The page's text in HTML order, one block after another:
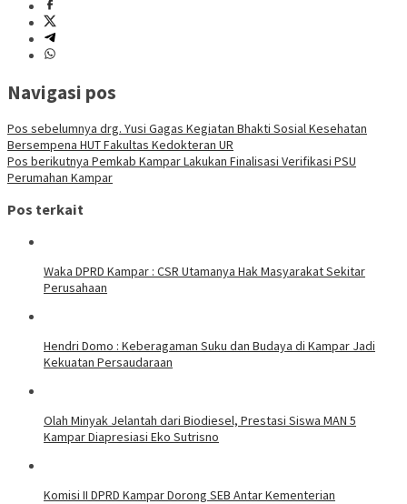
Navigasi pos
Pos sebelumnya drg. Yusi Gagas Kegiatan Bhakti Sosial Kesehatan
Bersempena HUT Fakultas Kedokteran UR
Pos berikutnya Pemkab Kampar Lakukan Finalisasi Verifikasi PSU
Perumahan Kampar
Pos terkait
Waka DPRD Kampar : CSR Utamanya Hak Masyarakat Sekitar
Perusahaan
Hendri Domo : Keberagaman Suku dan Budaya di Kampar Jadi
Kekuatan Persaudaraan
Olah Minyak Jelantah dari Biodiesel, Prestasi Siswa MAN 5
Kampar Diapresiasi Eko Sutrisno
Komisi II DPRD Kampar Dorong SEB Antar Kementerian